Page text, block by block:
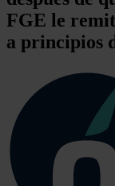
FGE le
a principios